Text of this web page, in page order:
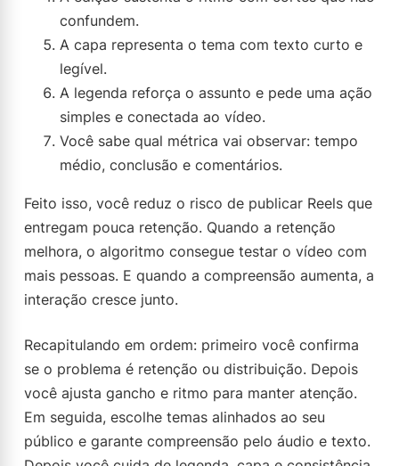
confundem.
A capa representa o tema com texto curto e
legível.
A legenda reforça o assunto e pede uma ação
simples e conectada ao vídeo.
Você sabe qual métrica vai observar: tempo
médio, conclusão e comentários.
Feito isso, você reduz o risco de publicar Reels que
entregam pouca retenção. Quando a retenção
melhora, o algoritmo consegue testar o vídeo com
mais pessoas. E quando a compreensão aumenta, a
interação cresce junto.
Recapitulando em ordem: primeiro você confirma
se o problema é retenção ou distribuição. Depois
você ajusta gancho e ritmo para manter atenção.
Em seguida, escolhe temas alinhados ao seu
público e garante compreensão pelo áudio e texto.